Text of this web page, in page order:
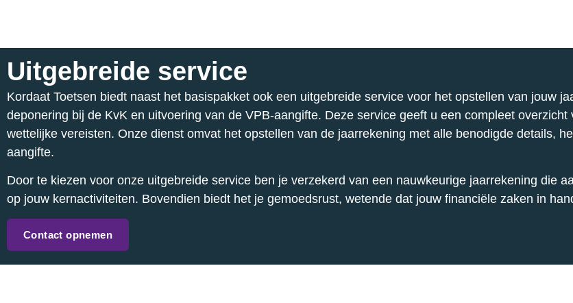
Uitgebreide service
Kordaat Toetsen biedt naast het basispakket ook een uitgebreide service voor het opstellen van jouw
deponering bij de KvK en uitvoering van de VPB-aangifte. Deze service geeft u een compleet
wettelijke vereisten. Onze dienst omvat het opstellen van de jaarrekening met alle benodigde details,
aangifte.
Door te kiezen voor onze uitgebreide service ben je verzekerd van een nauwkeurige jaarrekening die
op jouw kernactiviteiten. Bovendien biedt het je gemoedsrust, wetende dat jouw financiële zaken in
Contact opnemen